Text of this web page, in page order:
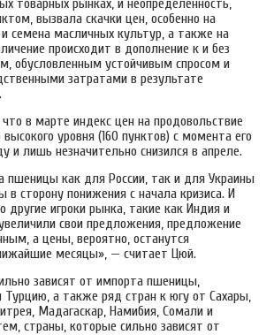
товарных рынках, и неопределенность,
вызвала скачки цен, особенно на
семена масличных культур, а также на
происходит в дополнение к и без
обусловленным устойчивым спросом и
затратами в результате
в марте индекс цен на продовольствие
уровня (160 пунктов) с момента его
и лишь незначительно снизился в апреле.
пшеницы как для России, так и для Украины
в сторону понижения с начала кризиса. И
другие игроки рынка, такие как Индия и
свои предложения, предложение
а цены, вероятно, останутся
месяцы», — считает Цюй.
зависят от импорта пшеницы,
Турцию, а также ряд стран к югу от Сахары,
Мадагаскар, Намибия, Сомали и
страны, которые сильно зависят от